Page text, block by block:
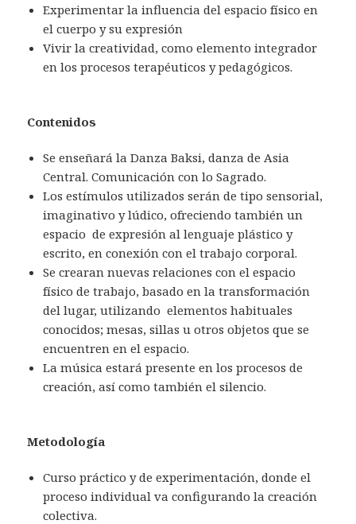
Experimentar la influencia del espacio físico en
el cuerpo y su expresión
Vivir la creatividad, como elemento integrador
en los procesos terapéuticos y pedagógicos.
Contenidos
Se enseñará la Danza Baksi, danza de Asia
Central. Comunicación con lo Sagrado.
Los estímulos utilizados serán de tipo sensorial,
imaginativo y lúdico, ofreciendo también un
espacio de expresión al lenguaje plástico y
escrito, en conexión con el trabajo corporal.
Se crearan nuevas relaciones con el espacio
físico de trabajo, basado en la transformación
del lugar, utilizando elementos habituales
conocidos; mesas, sillas u otros objetos que se
encuentren en el espacio.
La música estará presente en los procesos de
creación, así como también el silencio.
Metodología
Curso práctico y de experimentación, donde el
proceso individual va configurando la creación
colectiva.